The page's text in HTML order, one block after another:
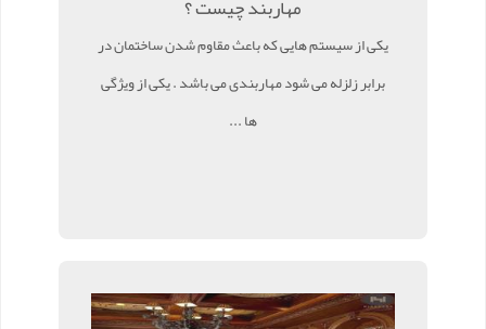
مهاربند چیست ؟
یکی از سیستم هایی که باعث مقاوم شدن ساختمان در
برابر زلزله می شود مهاربندی می باشد . یکی از ویژگی
ها ...